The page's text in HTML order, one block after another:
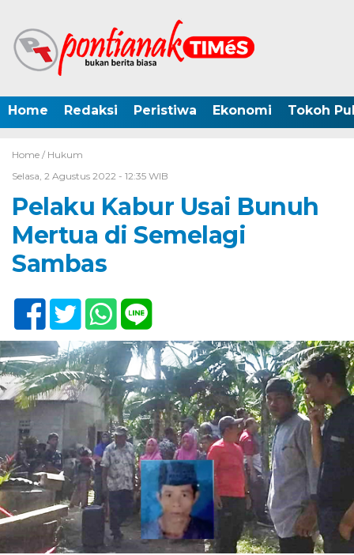
Home Redaksi Peristiwa Ekonomi Tokoh
Home / Hukum
Selasa, 2 Agustus 2022 - 12:35 WIB
Pelaku Kabur Usai Bunuh
Mertua di Semelagi
Sambas